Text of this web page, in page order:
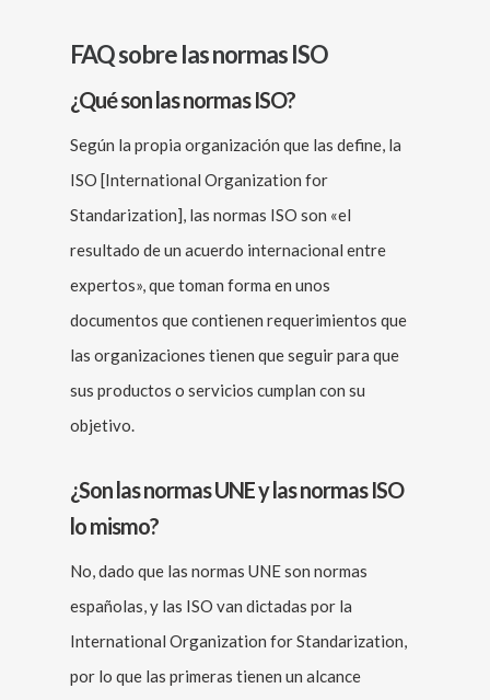
FAQ sobre las normas ISO
¿Qué son las normas ISO?
Según la propia organización que las define, la
ISO [International Organization for
Standarization], las normas ISO son «el
resultado de un acuerdo internacional entre
expertos», que toman forma en unos
documentos que contienen requerimientos que
las organizaciones tienen que seguir para que
sus productos o servicios cumplan con su
objetivo.
¿Son las normas UNE y las normas ISO
lo mismo?
No, dado que las normas UNE son normas
españolas, y las ISO van dictadas por la
International Organization for Standarization,
por lo que las primeras tienen un alcance